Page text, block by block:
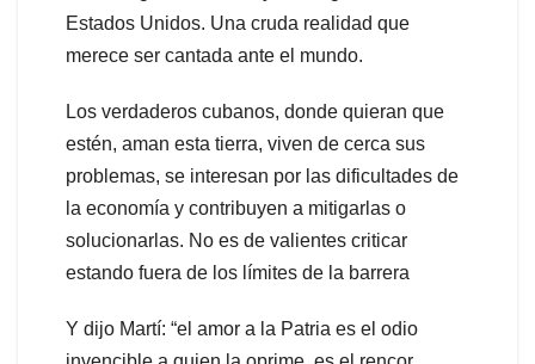
Estados Unidos. Una cruda realidad que
merece ser cantada ante el mundo.
Los verdaderos cubanos, donde quieran que
estén, aman esta tierra, viven de cerca sus
problemas, se interesan por las dificultades de
la economía y contribuyen a mitigarlas o
solucionarlas. No es de valientes criticar
estando fuera de los límites de la barrera
Y dijo Martí: “el amor a la Patria es el odio